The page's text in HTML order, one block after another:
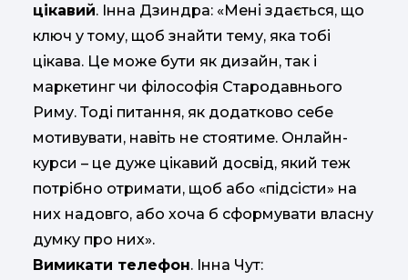
цікавий. Інна Дзиндра: «Мені здається, що
ключ у тому, щоб знайти тему, яка тобі
цікава. Це може бути як дизайн, так і
маркетинг чи філософія Стародавнього
Риму. Тоді питання, як додатково себе
мотивувати, навіть не стоятиме. Онлайн-
курси – це дуже цікавий досвід, який теж
потрібно отримати, щоб або «підсісти» на
них надовго, або хоча б сформувати власну
думку про них».
Вимикати телефон. Інна Чут: